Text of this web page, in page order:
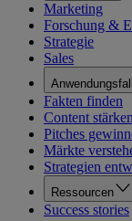
Marketing
Forschung &
Strategie
Sales
Anwendungsfall
Fakten finden
Content stärken
Pitches
Märkte
Strategien
Ressourcen
Success stories